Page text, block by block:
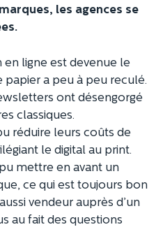
les agences se
en ligne est devenue le
papier a peu à peu reculé.
ont désengorgé
classiques.
réduire leurs coûts de
le digital au print.
mettre en avant un
ce qui est toujours bon
vendeur auprès d’un
au fait des questions